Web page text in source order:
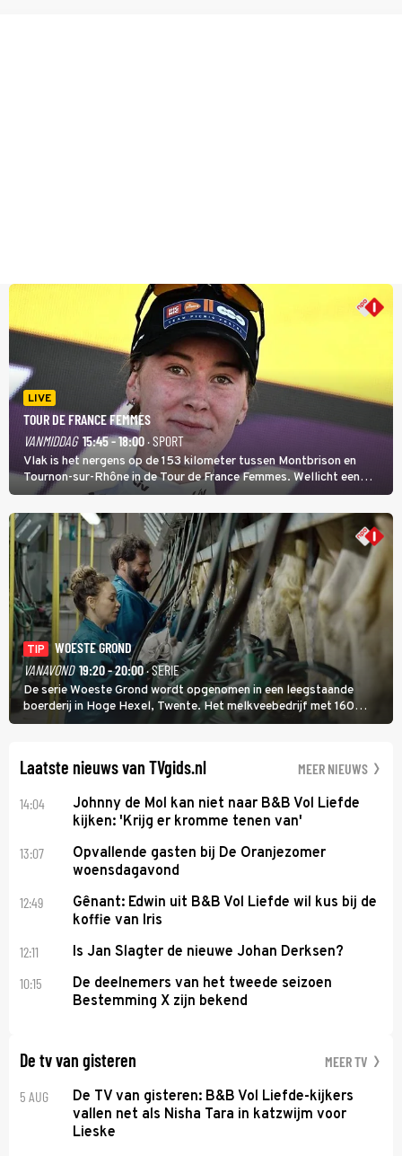
LIVE
TOUR DE FRANCE FEMMES
VANMIDDAG 15:45 - 18:00· SPORT
Vlak is het nergens op de 153 kilometer tussen Montbrison en
Tournon-sur-Rhône in de Tour de France Femmes. Wellicht een
kans voor Nienke Vinke, die vorig jaar de witte trui won.
TIP
WOESTE GROND
VANAVOND 19:20 - 20:00· SERIE
De serie Woeste Grond wordt opgenomen in een leegstaande
boerderij in Hoge Hexel, Twente. Het melkveebedrijf met 160
koeien moest sluiten, omdat het dicht bij een Natura 2000-gebied
Laatste nieuws van TVgids.nl MEER NIEUWS
14:04
Johnny de Mol kan niet naar B&B Vol Liefde
kijken: 'Krijg er kromme tenen van'
13:07
Opvallende gasten bij De Oranjezomer
woensdagavond
12:49
Gênant: Edwin uit B&B Vol Liefde wil kus bij de
koffie van Iris
12:11 Is Jan Slagter de nieuwe Johan Derksen?
10:15
De deelnemers van het tweede seizoen
Bestemming X zijn bekend
De tv van gisteren MEER TV
5 AUG
De TV van gisteren: B&B Vol Liefde-kijkers
vallen net als Nisha Tara in katzwijm voor
Lieske